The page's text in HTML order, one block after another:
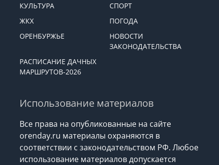
КУЛЬТУРА
СПОРТ
ЖКХ
ПОГОДА
ОРЕНБУРЖЬЕ
НОВОСТИ
ЗАКОНОДАТЕЛЬСТВА
РАСПИСАНИЕ ДАЧНЫХ
МАРШРУТОВ-2026
Использование материалов
Все права на опубликованные на сайте
orenday.ru материалы охраняются в
соответствии с законодательством РФ. Любое
использование материалов допускается